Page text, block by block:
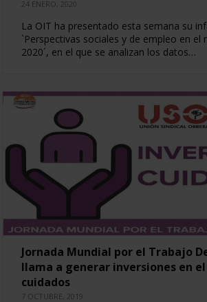
24 ENERO, 2020
La OIT ha presentado esta semana su
`Perspectivas sociales y de empleo en el
2020´, en el que se analizan los datos…
Jornada Mundial por el Trabajo
llama a generar inversiones en
cuidados
7 OCTUBRE, 2019